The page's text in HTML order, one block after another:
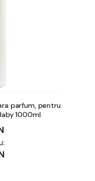
parfum, pentru
1000ml